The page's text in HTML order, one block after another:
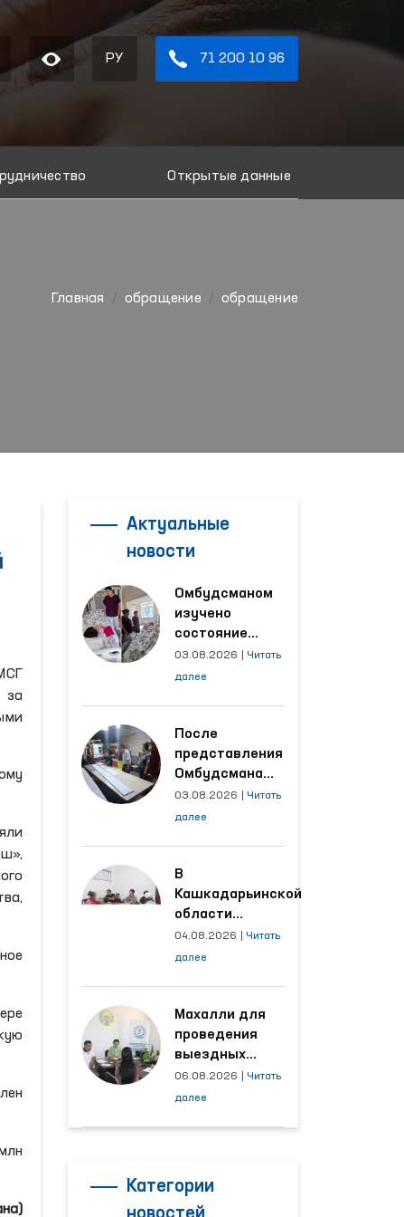
РУ 71 200 10 96
Открытые данные
Главная обращение обращение
за
Актуальные
новости
Омбудсманом
изучено
состояние
женщины,
пострадавшей от
области
03.08.2026
Читать
далее
После
представления
Омбудсмана
улучшены
условия на
трудятся
осуждённые
03.08.2026
Читать
далее
В
Кашкадарьинской
области
налажена
адресная работа
наибольшее
количество
обращений
04.08.2026
Читать
далее
Махалли для
проведения
выездных
приёмов
определяются
06.08.2026
Читать
далее
Категории